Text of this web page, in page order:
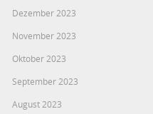
Dezember 2023
November 2023
Oktober 2023
September 2023
August 2023